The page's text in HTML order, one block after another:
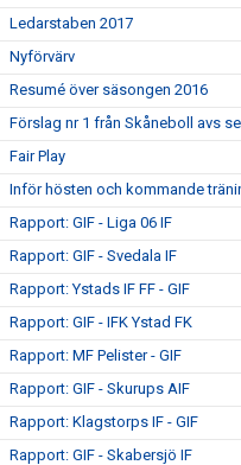
Ledarstaben 2017
Nyförvärv
Resumé över säsongen 2016
Förslag nr 1 från Skåneboll avs
Fair Play
Inför hösten och kommande
Rapport: GIF - Liga 06 IF
Rapport: GIF - Svedala IF
Rapport: Ystads IF FF - GIF
Rapport: GIF - IFK Ystad FK
Rapport: MF Pelister - GIF
Rapport: GIF - Skurups AIF
Rapport: Klagstorps IF - GIF
Rapport: GIF - Skabersjö IF